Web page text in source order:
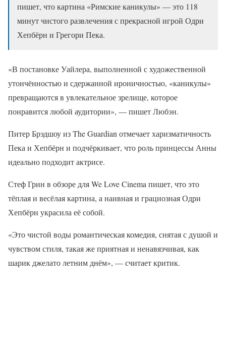
пишет, что картина «Римские каникулы» — это 118
минут чистого развлечения с прекрасной игрой Одри
Хепбёрн и Грегори Пека.
«В постановке Уайлера, выполненной с художественной
утончённостью и сдержанной ироничностью, «каникулы»
превращаются в увлекательное зрелище, которое
понравится любой аудитории», — пишет Любэн.
Питер Брэдшоу из The Guardian отмечает харизматичность
Пека и Хепбёрн и подчёркивает, что роль принцессы Анны
идеально подходит актрисе.
Стеф Грин в обзоре для We Love Cinema пишет, что это
тёплая и весёлая картина, а наивная и грациозная Одри
Хепбёрн украсила её собой.
«Это чистой воды романтическая комедия, снятая с душой и
чувством стиля, такая же приятная и ненавязчивая, как
шарик джелато летним днём», — считает критик.